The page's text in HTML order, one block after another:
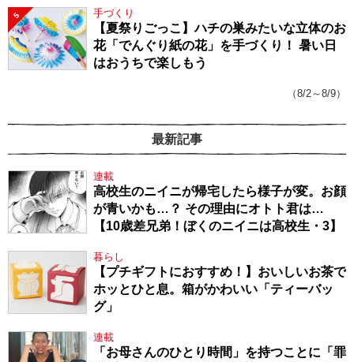
5 手づくり
【夏祭りごっこ】ハチの巣みたいな立体のお
花「でんぐり紙の花」を手づくり！ 暑い日
はおうちで楽しもう
（8/2～8/9）
最新記事
連載
高校生のニイニが帰宅したら様子が変。お顔
が青いかも…？ その理由にオトト君は…
【10歳差兄弟！ぼくのニイニは高校生・3】
暮らし
【プチギフトにおすすめ！】おいしいお茶で
ホッとひと息。箱がかわいい「ティーバッ
グ」
連載
「お母さんのひとり時間」を持つことに「罪